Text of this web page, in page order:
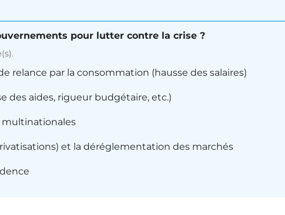
pour lutter contre la crise ?
relance par la consommation (hausse des salaires)
des aides, rigueur budgétaire, etc.)
multinationales
et la déréglementation des marchés